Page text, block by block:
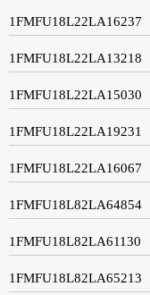
1FMFU18L22LA16237
1FMFU18L22LA13218
1FMFU18L22LA15030
1FMFU18L22LA19231
1FMFU18L22LA16067
1FMFU18L82LA64854
1FMFU18L82LA61130
1FMFU18L82LA65213